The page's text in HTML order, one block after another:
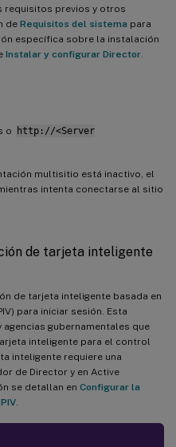
requisitos previos y otros
de Requisitos del sistema para
específica sobre la instalación
Instalar y configurar Director
o
http://<Server
multisitio está inactivo, el
intenta conectarse al sitio
de tarjeta inteligente
de tarjeta inteligente basada en
para iniciar sesión. Esta
gubernamentales que
inteligente para el control
inteligente requiere una
de Director y en Active
se detallan en Configurar la